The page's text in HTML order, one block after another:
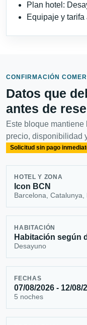
Plan hotel:
Equipaje y
CONFIRMACIÓN
Datos que
antes de
Este bloque
precio, disponibilidad
Solicitud sin pago
HOTEL Y ZONA
Icon BCN
Barcelona, Catalunya,
HABITACIÓN
Habitación según
Desayuno
FECHAS
07/08/2026 - 12/08/
5 noches